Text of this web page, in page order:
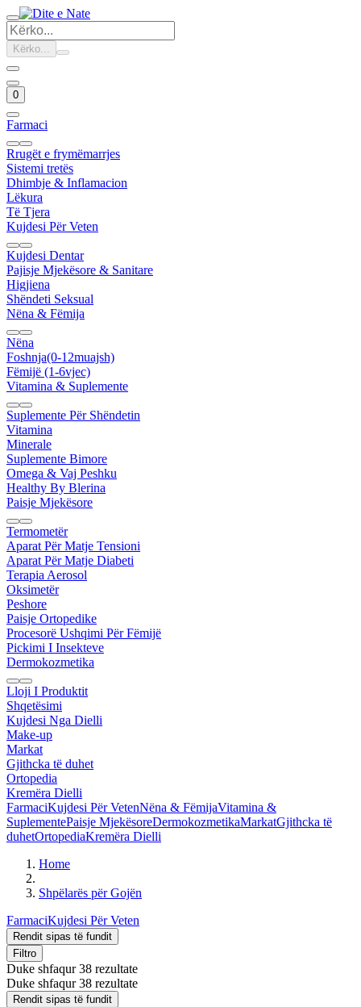
Kërko...
0
Farmaci
Rrugët e frymëmarrjes
Sistemi tretës
Dhimbje & Inflamacion
Lëkura
Të Tjera
Kujdesi Për Veten
Kujdesi Dentar
Pajisje Mjekësore & Sanitare
Higjiena
Shëndeti Seksual
Nëna & Fëmija
Nëna
Foshnja(0-12muajsh)
Fëmijë (1-6vjec)
Vitamina & Suplemente
Suplemente Për Shëndetin
Vitamina
Minerale
Suplemente Bimore
Omega & Vaj Peshku
Healthy By Blerina
Paisje Mjekësore
Termometër
Aparat Për Matje Tensioni
Aparat Për Matje Diabeti
Terapia Aerosol
Oksimetër
Peshore
Paisje Ortopedike
Procesorë Ushqimi Për Fëmijë
Pickimi I Insekteve
Dermokozmetika
Lloji I Produktit
Shqetësimi
Kujdesi Nga Dielli
Make-up
Markat
Gjithcka të duhet
Ortopedia
Kremëra Dielli
FarmaciKujdesi Për VetenNëna & FëmijaVitamina &
SuplementePaisje MjekësoreDermokozmetikaMarkatGjithcka të
duhetOrtopediaKremëra Dielli
Home
Shpëlarës për Gojën
FarmaciKujdesi Për Veten
Rendit sipas të fundit
Filtro
Duke shfaqur 38 rezultate
Duke shfaqur 38 rezultate
Rendit sipas të fundit